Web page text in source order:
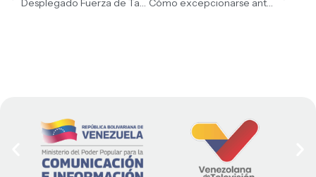
Desplegado Fuerza de Tarea «Andes 2025» Cómo excepcionarse ante el CNE si eres miembro de mesa